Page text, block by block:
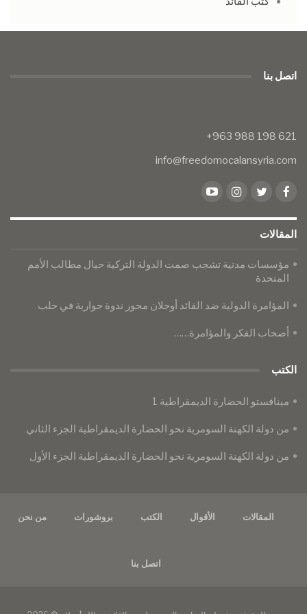
اتصل بنا
info@freedomocalansyria.com
المقالات
مؤسسات مدنية تشجب صمت الدولة التركية حيال مطالب الأمم
المتحدة
المؤامرة الدولية ضد القائد أوجلان محور ندوة حوارية في حلب
أصحاب الفكر والمؤامرة……
الكتب
مينافستو الحضارة الديمقراطية 1
من دولة الكهنة السومرية نحو الحضارة الديمقراطية الجزء الثاني
من دولة الكهنة السومرية نحو الحضارة الديمقراطية الجزء الأول
المقالات الأقوال الكتب بروشورات من نحن
اتصل بنا